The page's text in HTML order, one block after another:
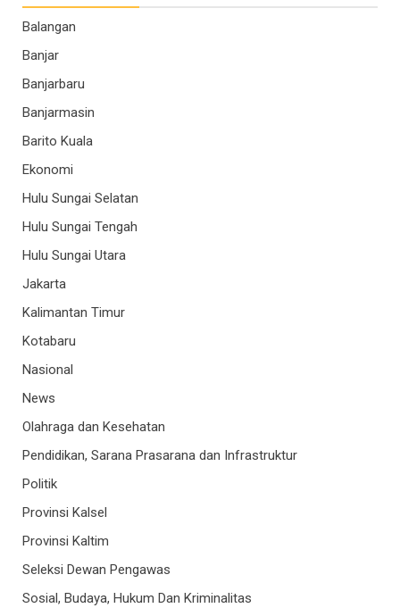
Balangan
Banjar
Banjarbaru
Banjarmasin
Barito Kuala
Ekonomi
Hulu Sungai Selatan
Hulu Sungai Tengah
Hulu Sungai Utara
Jakarta
Kalimantan Timur
Kotabaru
Nasional
News
Olahraga dan Kesehatan
Pendidikan, Sarana Prasarana dan Infrastruktur
Politik
Provinsi Kalsel
Provinsi Kaltim
Seleksi Dewan Pengawas
Sosial, Budaya, Hukum Dan Kriminalitas